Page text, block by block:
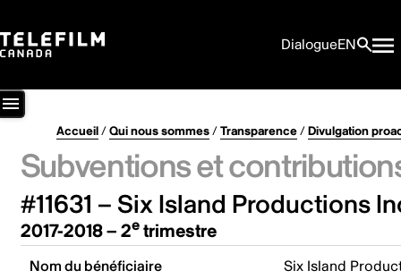
DialogueEN
Accueil/Qui nous sommes/Transparence/Divulgation
Subventions et
#11631 – Six Island Productions
2017-2018 – 2etrimestre
Nom du bénéficiaire Six Island